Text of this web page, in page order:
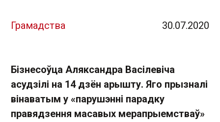
Грамадства 30.07.2020
Бізнесоўца Аляксандра Васілевіча
асудзілі на 14 дзён арышту. Яго прызналі
вінаватым у «парушэнні парадку
правядзення масавых мерапрыемстваў»